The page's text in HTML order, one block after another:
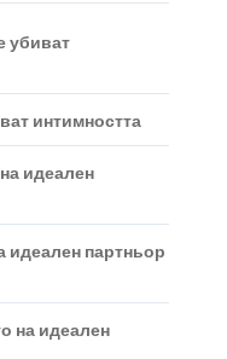
убиват
интимността
идеален
идеален партньор
на идеален